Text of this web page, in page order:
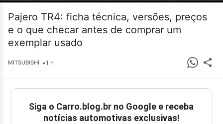
Pajero TR4: ficha técnica, versões, preços
e o que checar antes de comprar um
exemplar usado
MITSUBISHI •1 h
Siga o Carro.blog.br no Google e receba
notícias automotivas exclusivas!